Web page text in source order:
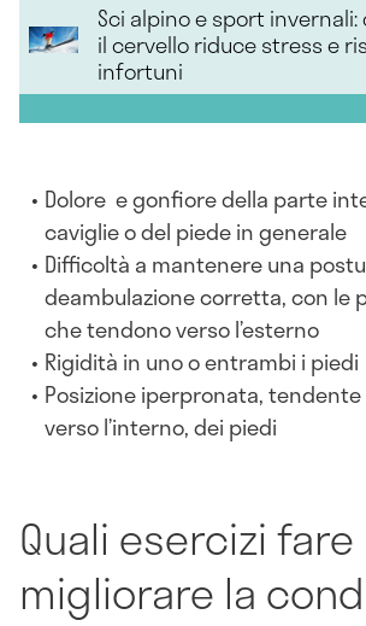
Sci alpino e sport
il cervello riduce stress e
infortuni
Dolore e gonfiore della parte
caviglie o del piede in generale
Difficoltà a mantenere una
deambulazione corretta, con le
che tendono verso l’esterno
Rigidità in uno o entrambi i piedi
Posizione iperpronata,
verso l’interno, dei piedi
Quali esercizi
migliorare la